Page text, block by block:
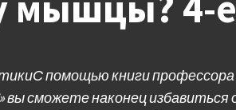
помощью книги профессора
вы сможете наконец